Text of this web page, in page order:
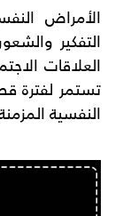
الأمراض
التفكير
العلاقات
تستمر لفترة
النفسية